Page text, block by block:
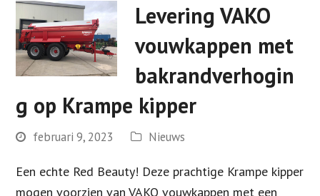
Levering VAKO
vouwkappen met
bakrandverhogin
g op Krampe kipper
februari 9, 2023 Nieuws
Een echte Red Beauty! Deze prachtige Krampe kipper
mogen voorzien van VAKO vouwkappen met een